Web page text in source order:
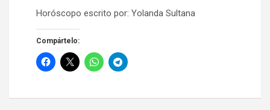
Horóscopo escrito por: Yolanda Sultana
Compártelo: